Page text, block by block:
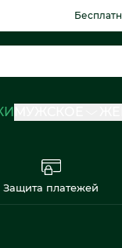
Защита платежей